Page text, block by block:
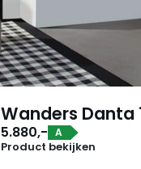
Wanders Danta
5.880,- A
Product bekijken